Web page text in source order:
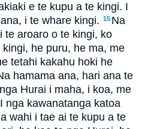
e te kupu a te kingi. I
i te whare kingi. 15 Na
te aroaro o te kingi, ko
he puru, he ma, me
tetahi kakahu hoki he
hamama ana, hari ana te
Hurai i maha, i koa, me
I nga kawanatanga katoa
wahi i tae ai te kupu a te